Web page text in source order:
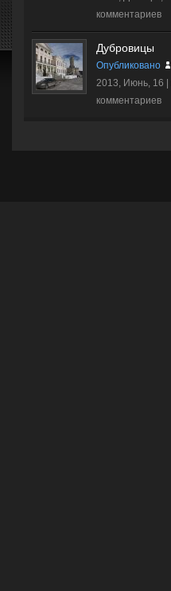
комментариев
Дубровицы
Опубликовано
2013, Июнь, 16 |
комментариев